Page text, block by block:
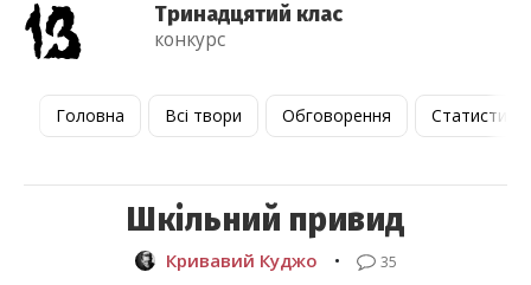
Тринадцятий клас
конкурс
Головна Всі твори Обговорення Статистика
Шкільний привид
Кривавий Куджо • 35